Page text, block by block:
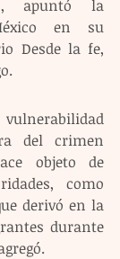
apuntó la
en su
Desde la fe,
vulnerabilidad
del crimen
objeto de
como
derivó en la
durante